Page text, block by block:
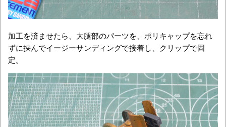
加工を済ませたら、大腿部のパーツを、ポリキャップを忘れ
ずに挟んでイージーサンディングで接着し、クリップで固
定。